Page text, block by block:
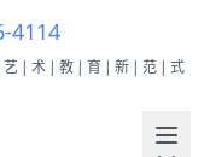
4114
|术|教|育|新|范|式